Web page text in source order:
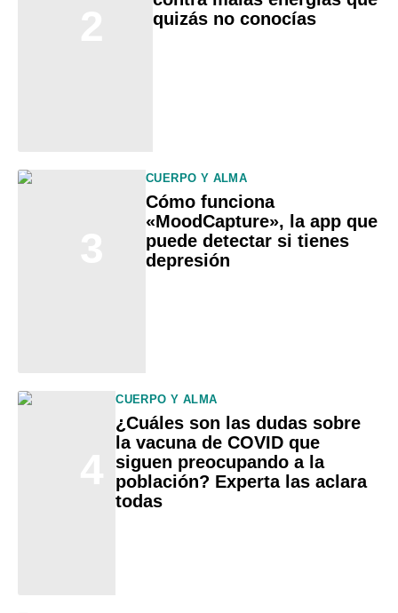
quizás no conocías
CUERPO Y ALMA
Cómo funciona
«MoodCapture», la app que
puede detectar si tienes
depresión
CUERPO Y ALMA
¿Cuáles son las dudas sobre
la vacuna de COVID que
siguen preocupando a la
población? Experta las aclara
todas